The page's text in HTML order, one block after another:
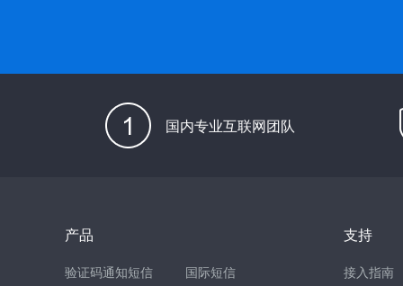
国内专业互联网团队
产品
验证码通知短信 国际短信
支持
接入指南